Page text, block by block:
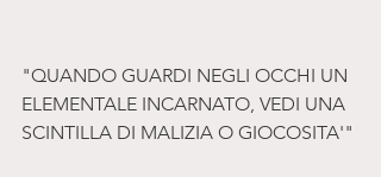
"QUANDO GUARDI NEGLI OCCHI UN
ELEMENTALE INCARNATO, VEDI UNA
SCINTILLA DI MALIZIA O GIOCOSITA'"